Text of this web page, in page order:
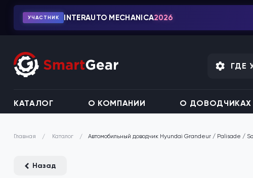
УЧАСТНИК INTERAUTO MECHANICA2026
КАТАЛОГ О КОМПАНИИ О ДОВОДЧИКАХ
ГДЕ
Главная Каталог Автомобильный доводчик Hyundai Grandeur / Palisade /
Назад